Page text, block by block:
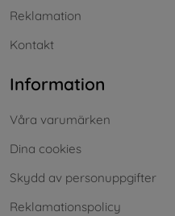
Reklamation
Kontakt
Information
Våra varumärken
Dina cookies
Skydd av personuppgifter
Reklamationspolicy